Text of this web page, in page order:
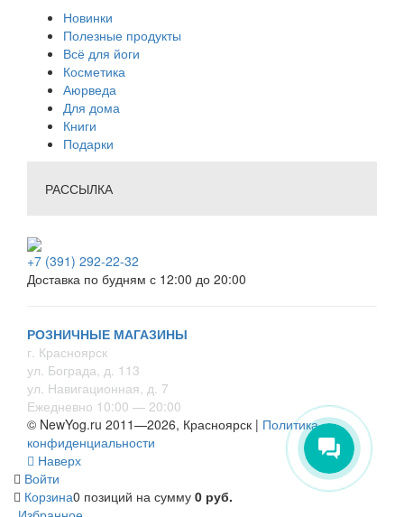
Новинки
Полезные продукты
Всё для йоги
Косметика
Аюрведа
Для дома
Книги
Подарки
РАССЫЛКА
+7 (391) 292-22-32
Доставка по будням с 12:00 до 20:00
РОЗНИЧНЫЕ МАГАЗИНЫ
г. Красноярск
ул. Бограда, д. 113
ул. Навигационная, д. 7
Ежедневно 10:00 — 20:00
© NewYog.ru 2011—2026, Красноярск | Политика
конфиденциальности
Наверх
Войти
Корзина0 позиций на сумму 0 руб.